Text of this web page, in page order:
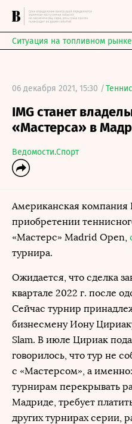
Ситуация на топливном
06 декабря 2021, 15:30 /Теннис
IMG станет
«Мастерса» в
Ведомости.Спорт
Американская компания
приобретении
«Мастерс» Madrid Open,
турнира.
Ожидается, что сделка
квартале 2022 г. после
Сейчас турнир
бизнесмену Иону
Slam. В июле Цириак
говорилось, что тур не
с «Мастерсом», а
турнирам перекрывать
Мадриде, требует
других турнирах серии,